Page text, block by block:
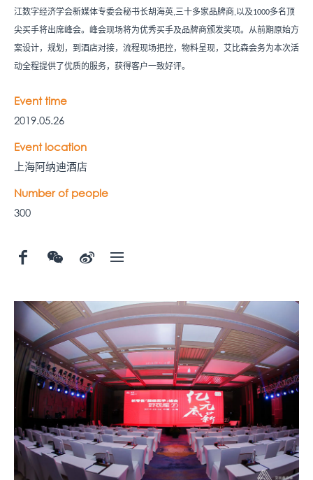
江数字经济学会新媒体专委会秘书长胡海英,三十多家品牌商,以及1000多名顶
尖买手将出席峰会。峰会现场将为优秀买手及品牌商颁发奖项。从前期原始方
案设计，规划，到酒店对接，流程现场把控，物料呈现， 艾比森会务为本次活
动全程提供了优质的服务，获得客户一致好评。
Event time
2019.05.26
Event location
上海阿纳迪酒店
Number of people
300